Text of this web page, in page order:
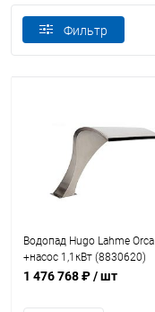
Фильтр
Водопад Hugo Lahme Orca
+насос 1,1кВт (8830620)
1 476 768 ₽/ шт